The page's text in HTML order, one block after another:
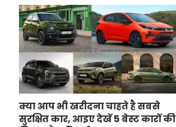
क्या आप भी खरीदना चाहते है सबसे
सुरक्षित कार, आइए देखें 5 बेस्ट कारों की